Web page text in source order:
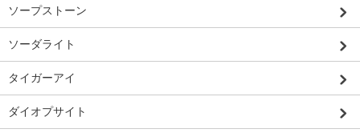
ソープストーン
ソーダライト
タイガーアイ
ダイオプサイト